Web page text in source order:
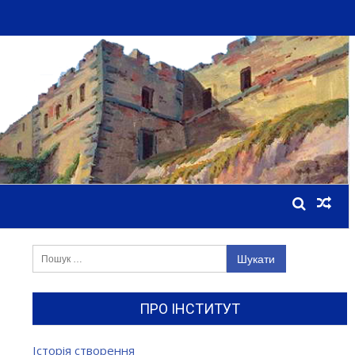
ПРО ІНСТИТУТ
Історія створення